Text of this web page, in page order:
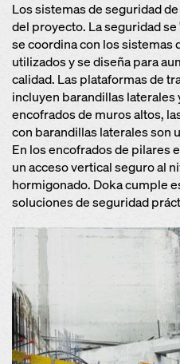
Los sistemas de seguridad
del proyecto. La seguridad
se coordina con los sistemas
utilizados y se diseña para
calidad. Las plataformas de
incluyen barandillas
encofrados de muros altos,
con barandillas laterales son
En los encofrados de pilares
un acceso vertical seguro al
hormigonado. Doka cumple
soluciones de seguridad